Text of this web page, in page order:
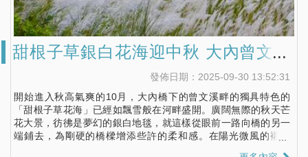
甜根子草銀白花海迎中秋 大內曾文溪
發佈日期：2025-09-30 13:52:31
開始進入秋高氣爽的10月，大內橋下的曾文溪畔的獨具特色的
「甜根子草花海」已經如飄雪般在河畔盛開。廣闊無際的秋天芒
花大景，彷彿是夢幻的銀白地毯，就這樣從眼前一路向橋的另一
端鋪去，為剛硬的橋樑增添些許的柔和感。在陽光微風的襯托